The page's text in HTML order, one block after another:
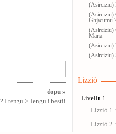
dopu »
I tengu > Tengu i bestii
(Asirciziu)
(Asirciziu)
Ghjacumu ?
(Asirciziu)
Maria
(Asirciziu)
(Asirciziu)
Lizziò
Livellu 1
Lizziò 1
Lizziò 2